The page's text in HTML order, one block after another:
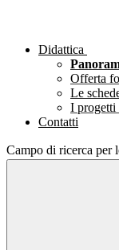
Didattica
Offerta
Le
I progetti
Contatti
Campo di ricerca per